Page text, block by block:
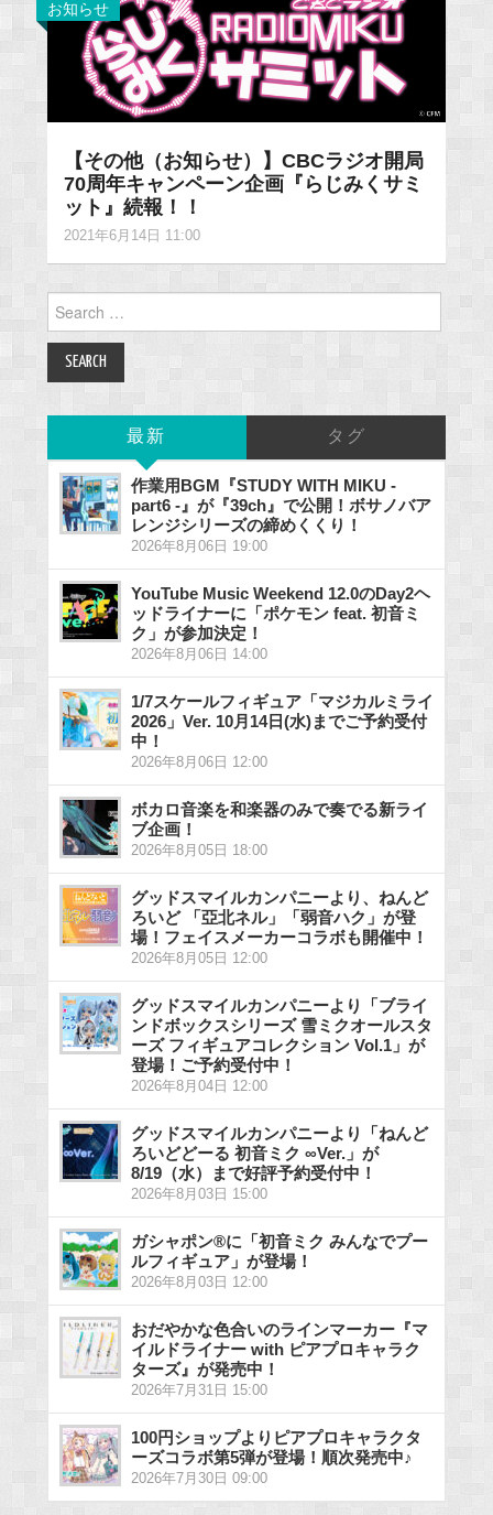
お知らせ
【その他（お知らせ）】CBCラジオ開局
70周年キャンペーン企画『らじみくサミ
ット』続報！！
2021年6月14日 11:00
Search
for:
最新 タグ
作業用BGM『STUDY WITH MIKU -
part6 -』が『39ch』で公開！ボサノバア
レンジシリーズの締めくくり！
2026年8月06日 19:00
YouTube Music Weekend 12.0のDay2ヘ
ッドライナーに「ポケモン feat. 初音ミ
ク」が参加決定！
2026年8月06日 14:00
1/7スケールフィギュア「マジカルミライ
2026」Ver. 10月14日(水)までご予約受付
中！
2026年8月06日 12:00
ボカロ音楽を和楽器のみで奏でる新ライ
ブ企画！
2026年8月05日 18:00
グッドスマイルカンパニーより、ねんど
ろいど 「亞北ネル」「弱音ハク」が登
場！フェイスメーカーコラボも開催中！
2026年8月05日 12:00
グッドスマイルカンパニーより「ブライ
ンドボックスシリーズ 雪ミクオールスタ
ーズ フィギュアコレクション Vol.1」が
登場！ご予約受付中！
2026年8月04日 12:00
グッドスマイルカンパニーより「ねんど
ろいどどーる 初音ミク ∞Ver.」が
8/19（水）まで好評予約受付中！
2026年8月03日 15:00
ガシャポン®に「初音ミク みんなでプー
ルフィギュア」が登場！
2026年8月03日 12:00
おだやかな色合いのラインマーカー『マ
イルドライナー with ピアプロキャラク
ターズ』が発売中！
2026年7月31日 15:00
100円ショップよりピアプロキャラクタ
ーズコラボ第5弾が登場！順次発売中♪
2026年7月30日 09:00